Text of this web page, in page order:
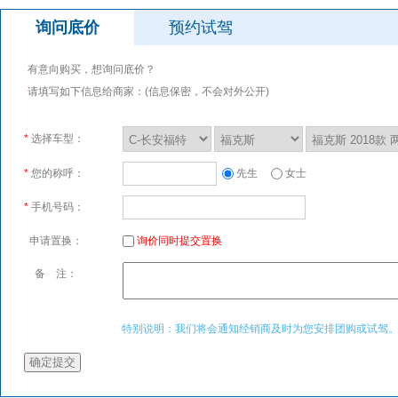
询问底价 预约试驾
有意向购买，想询问底价？
请填写如下信息给商家：(信息保密，不会对外公开)
* 选择车型：
* 您的称呼： 先生 女士
* 手机号码：
申请置换： 询价同时提交置换
备 注：
特别说明：我们将会通知经销商及时为您安排团购或试驾。